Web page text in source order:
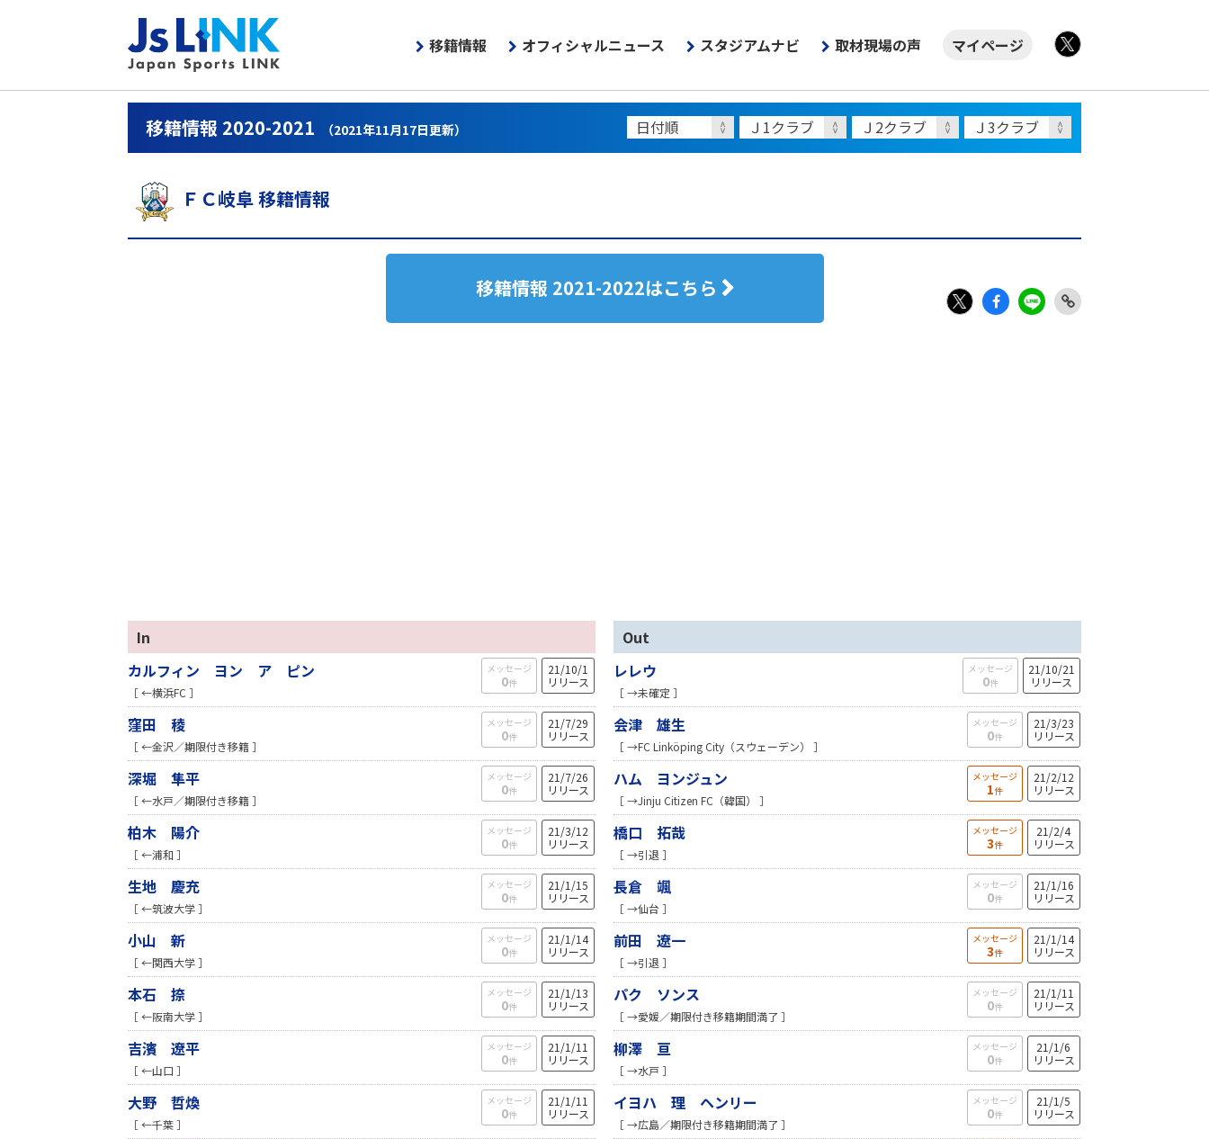
移籍情報 オフィシャルニュース スタジアムナビ 取材現場の声
マイページ
移籍情報 2020-2021 （2021年11月17日更新）
ＦＣ岐阜 移籍情報
移籍情報 2021-2022はこちら
In
カルフィン ヨン ア ピン
［ ←横浜FC ］
メッセージ
0件
21/10/1
リリース
窪田 稜
［ ←金沢／期限付き移籍 ］
メッセージ
0件
21/7/29
リリース
深堀 隼平
［ ←水戸／期限付き移籍 ］
メッセージ
0件
21/7/26
リリース
柏木 陽介
［ ←浦和 ］
メッセージ
0件
21/3/12
リリース
生地 慶充
［ ←筑波大学 ］
メッセージ
0件
21/1/15
リリース
小山 新
［ ←関西大学 ］
メッセージ
0件
21/1/14
リリース
本石 捺
［ ←阪南大学 ］
メッセージ
0件
21/1/13
リリース
吉濱 遼平
［ ←山口 ］
メッセージ
0件
21/1/11
リリース
大野 哲煥
［ ←千葉 ］
メッセージ
0件
21/1/11
リリース
Out
レレウ
［ →未確定 ］
メッセージ
0件
21/10/21
リリース
会津 雄生
［ →FC Linköping City（スウェーデン） ］
メッセージ
0件
21/3/23
リリース
ハム ヨンジュン
［ →Jinju Citizen FC（韓国） ］
メッセージ
1件
21/2/12
リリース
橋口 拓哉
［ →引退 ］
メッセージ
3件
21/2/4
リリース
長倉 颯
［ →仙台 ］
メッセージ
0件
21/1/16
リリース
前田 遼一
［ →引退 ］
メッセージ
3件
21/1/14
リリース
パク ソンス
［ →愛媛／期限付き移籍期間満了 ］
メッセージ
0件
21/1/11
リリース
柳澤 亘
［ →水戸 ］
メッセージ
0件
21/1/6
リリース
イヨハ 理 ヘンリー
［ →広島／期限付き移籍期間満了 ］
メッセージ
0件
21/1/5
リリース